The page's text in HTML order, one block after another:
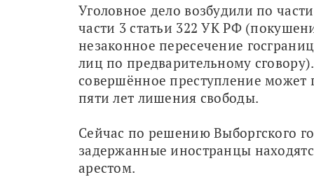
Уголовное дело возбудили по
части 3 статьи 322 УК РФ
незаконное пересечение
лиц по предварительному
совершённое преступление может
пяти лет лишения свободы.
Сейчас по решению Выборгского
задержанные иностранцы
арестом.